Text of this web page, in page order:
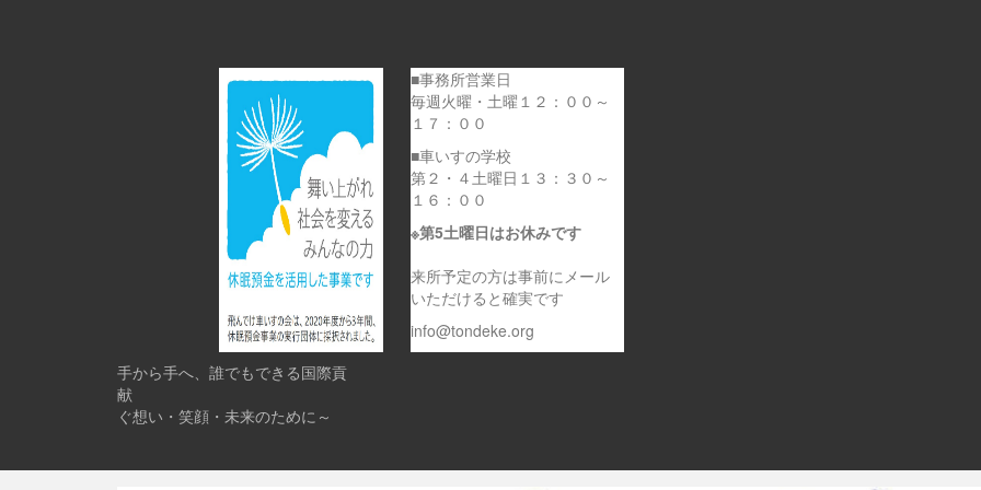
■事務所営業日
毎週火曜・土曜１２：００～
１７：００
■車いすの学校
第２・４土曜日１３：３０～
１６：００
※第5土曜日はお休みです
来所予定の方は事前にメール
いただけると確実です
info@tondeke.org
手から手へ、誰でもできる国際貢
献 ～車いす
ぐ想い・笑顔・未来のために～